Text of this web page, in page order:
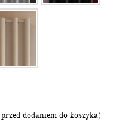
dodaniem do koszyka)